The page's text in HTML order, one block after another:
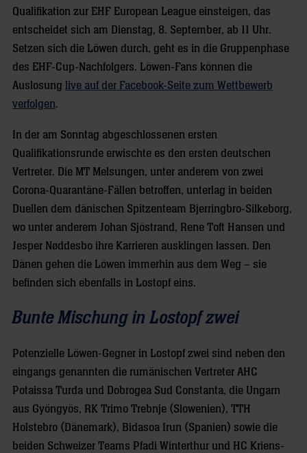
Qualifikation zur EHF European League einsteigen, das
entscheidet sich am Dienstag, 8. September, ab 11 Uhr.
Setzen sich die Löwen durch, geht es in die Gruppenphase
des EHF-Cup-Nachfolgers. Löwen-Fans können die
Auslosung live auf der Facebook-Seite zum Wettbewerb
verfolgen.
In der am Sonntag abgeschlossenen ersten
Qualifikationsrunde erwischte es den ersten deutschen
Vertreter. Die MT Melsungen, unter anderem von zwei
Corona-Quarantäne-Fällen betroffen, unterlag in beiden
Duellen dem dänischen Spitzenteam Bjerringbro-Silkeborg,
wo unter anderem Johan Sjöstrand, Rene Toft Hansen und
Jesper Nøddesbo ihre Karrieren ausklingen lassen. Den
Dänen gehen die Löwen immerhin aus dem Weg – sie
befinden sich ebenfalls in Lostopf eins.
Bunte Mischung in Lostopf zwei
Potenzielle Löwen-Gegner in Lostopf zwei sind neben den
eingangs genannten die rumänischen Vertreter AHC
Potaissa Turda und Dobrogea Sud Constanta, die Ungarn
aus Gyöngyös, RK Trimo Trebnje (Slowenien), TTH
Holstebro (Dänemark), Bidasoa Irun (Spanien) sowie die
beiden Schweizer Teams Pfadi Winterthur und HC Kriens-